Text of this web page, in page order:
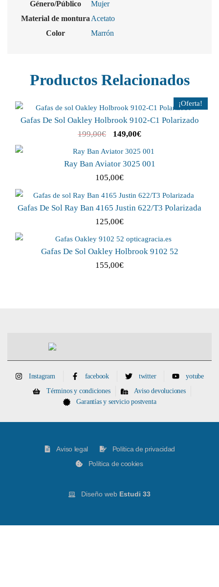
Género/Público
Mujer
Material de montura Acetato
Color
Marrón
Productos Relacionados
¡Oferta!
Gafas De Sol Oakley Holbrook 9102-C1 Polarizado
199,00€ 149,00€
Ray Ban Aviator 3025 001
105,00€
Gafas De Sol Ray Ban 4165 Justin 622/T3 Polarizada
125,00€
Gafas De Sol Oakley Holbrook 9102 52
155,00€
Instagram facebook twitter
yotube
Términos y condiciones
Aviso devoluciones
Garantías y servicio postventa
Aviso legal
Política de privacidad
Política de cookies
Diseño web Estudi 33